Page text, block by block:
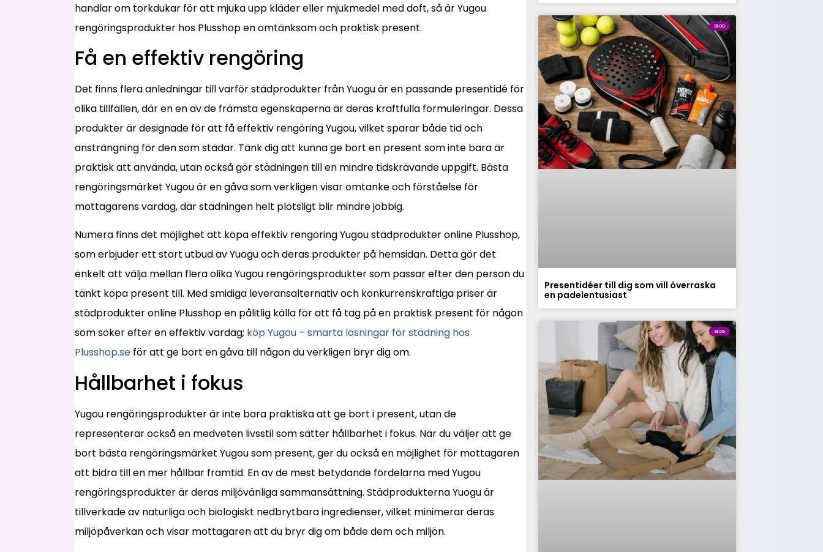
handlar om torkdukar för att mjuka upp kläder eller mjukmedel med doft, så är Yugou
rengöringsprodukter hos Plusshop en omtänksam och praktisk present.
Få en effektiv rengöring
Det finns flera anledningar till varför städprodukter från Yuogu är en passande presentidé för
olika tillfällen, där en en av de främsta egenskaperna är deras kraftfulla formuleringar. Dessa
produkter är designade för att få effektiv rengöring Yugou, vilket sparar både tid och
ansträngning för den som städar. Tänk dig att kunna ge bort en present som inte bara är
praktisk att använda, utan också gör städningen till en mindre tidskrävande uppgift. Bästa
rengöringsmärket Yugou är en gåva som verkligen visar omtanke och förståelse för
mottagarens vardag, där städningen helt plötsligt blir mindre jobbig.
Numera finns det möjlighet att köpa effektiv rengöring Yugou städprodukter online Plusshop,
som erbjuder ett stort utbud av Yuogu och deras produkter på hemsidan. Detta gör det
enkelt att välja mellan flera olika Yugou rengöringsprodukter som passar efter den person du
tänkt köpa present till. Med smidiga leveransalternativ och konkurrenskraftiga priser är
städprodukter online Plusshop en pålitlig källa för att få tag på en praktisk present för någon
som söker efter en effektiv vardag; köp Yugou – smarta lösningar för städning hos
Plusshop.se för att ge bort en gåva till någon du verkligen bryr dig om.
Hållbarhet i fokus
Yugou rengöringsprodukter är inte bara praktiska att ge bort i present, utan de
representerar också en medveten livsstil som sätter hållbarhet i fokus. När du väljer att ge
bort bästa rengöringsmärket Yugou som present, ger du också en möjlighet för mottagaren
att bidra till en mer hållbar framtid. En av de mest betydande fördelarna med Yugou
rengöringsprodukter är deras miljövänliga sammansättning. Städprodukterna Yuogu är
tillverkade av naturliga och biologiskt nedbrytbara ingredienser, vilket minimerar deras
miljöpåverkan och visar mottagaren att du bryr dig om både dem och miljön.
BLOG
Presentidéer till dig som vill överraska
en padelentusiast
BLOG